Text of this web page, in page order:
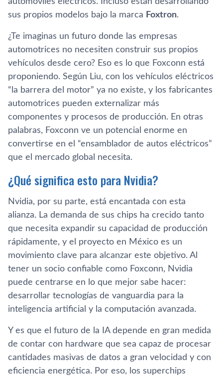
sus propios modelos bajo la marca Foxtron.
¿Te imaginas un futuro donde las empresas
automotrices no necesiten construir sus propios
vehículos desde cero? Eso es lo que Foxconn está
proponiendo. Según Liu, con los vehículos eléctricos
“la barrera del motor” ya no existe, y los fabricantes
automotrices pueden externalizar más
componentes y procesos de producción. En otras
palabras, Foxconn ve un potencial enorme en
convertirse en el “ensamblador de autos eléctricos”
que el mercado global necesita.
¿Qué significa esto para Nvidia?
Nvidia, por su parte, está encantada con esta
alianza. La demanda de sus chips ha crecido tanto
que necesita expandir su capacidad de producción
rápidamente, y el proyecto en México es un
movimiento clave para alcanzar este objetivo. Al
tener un socio confiable como Foxconn, Nvidia
puede centrarse en lo que mejor sabe hacer:
desarrollar tecnologías de vanguardia para la
inteligencia artificial y la computación avanzada.
Y es que el futuro de la IA depende en gran medida
de contar con hardware que sea capaz de procesar
cantidades masivas de datos a gran velocidad y con
eficiencia energética. Por eso, los superchips